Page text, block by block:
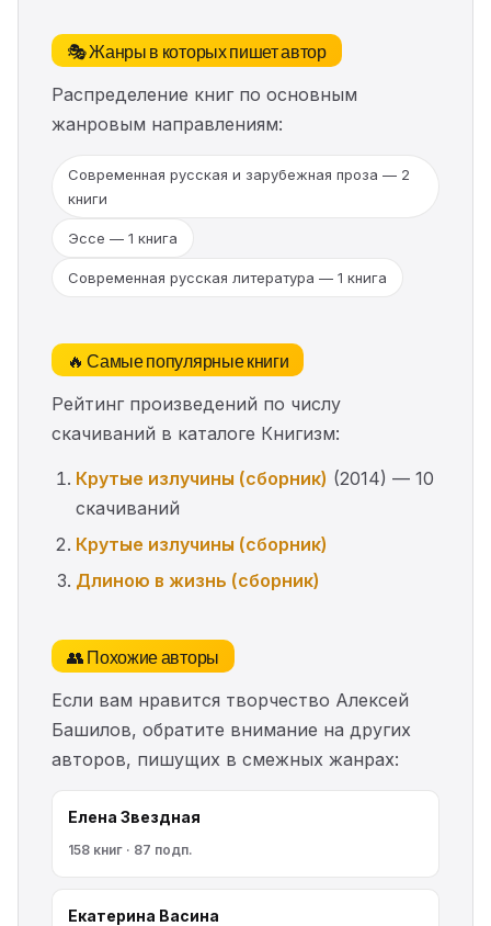
🎭 Жанры в которых пишет автор
Распределение книг по основным
жанровым направлениям:
Современная русская и зарубежная проза — 2
книги
Эссе — 1 книга
Современная русская литература — 1 книга
🔥 Самые популярные книги
Рейтинг произведений по числу
скачиваний в каталоге Книгизм:
Крутые излучины (сборник) (2014) — 10
скачиваний
Крутые излучины (сборник)
Длиною в жизнь (сборник)
👥 Похожие авторы
Если вам нравится творчество Алексей
Башилов, обратите внимание на других
авторов, пишущих в смежных жанрах:
Елена Звездная
158 книг · 87 подп.
Екатерина Васина